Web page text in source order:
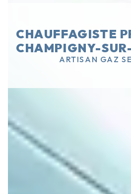
CHAUFFAGISTE
CHAMPIGNY-
ARTISAN GAZ